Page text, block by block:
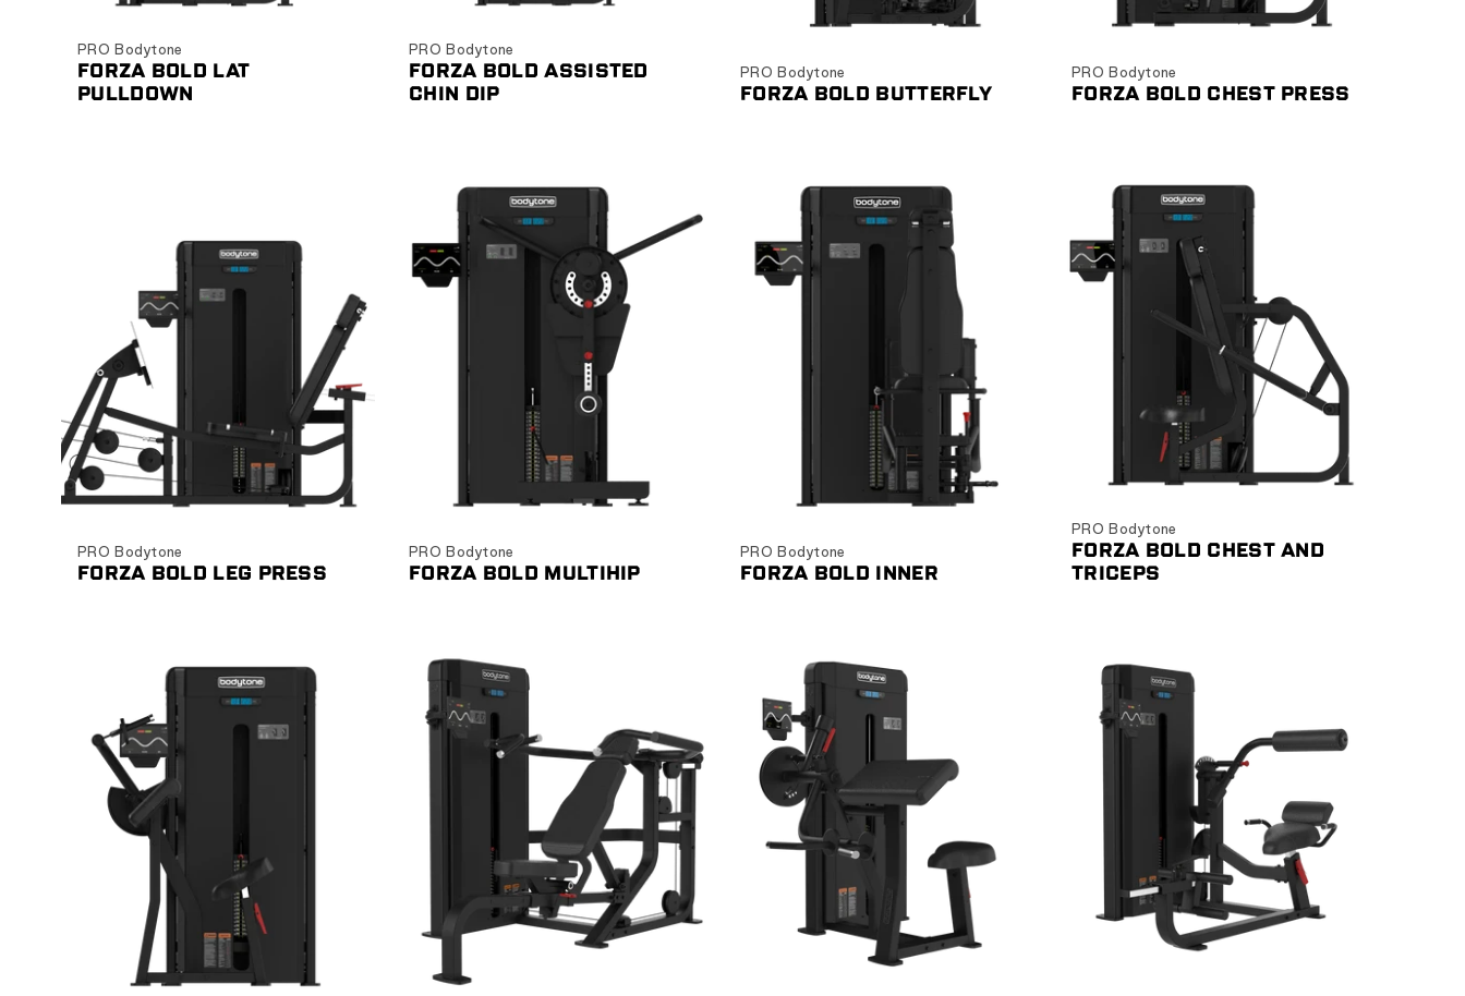
Ver producto
PRO Bodytone
FORZA BOLD LAT
PULLDOWN
Ver producto
PRO Bodytone
FORZA BOLD ASSISTED
CHIN DIP
PRO Bodytone
FORZA BOLD BUTTERFLY
PRO Bodytone
FORZA BOLD CHEST PRESS
Ver producto
PRO Bodytone
FORZA BOLD LEG PRESS
PRO Bodytone
FORZA BOLD MULTIHIP
PRO Bodytone
FORZA BOLD INNER
Ver producto
PRO Bodytone
FORZA BOLD CHEST AND
TRICEPS
Ver producto